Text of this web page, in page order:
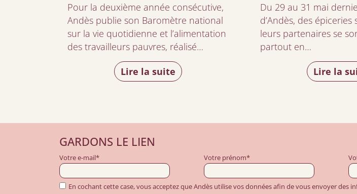
Pour la deuxième année consécutive,
Andès publie son Baromètre national
sur la vie quotidienne et l’alimentation
des travailleurs pauvres, réalisé…
Lire la suite
Du 29 au 31 mai
d’Andès, des
leurs partenaires se
partout en…
Lire la
GARDONS LE LIEN
Votre e-mail* Votre prénom*
En cochant cette case, vous acceptez que Andès utilise vos données afin de vous envoyer